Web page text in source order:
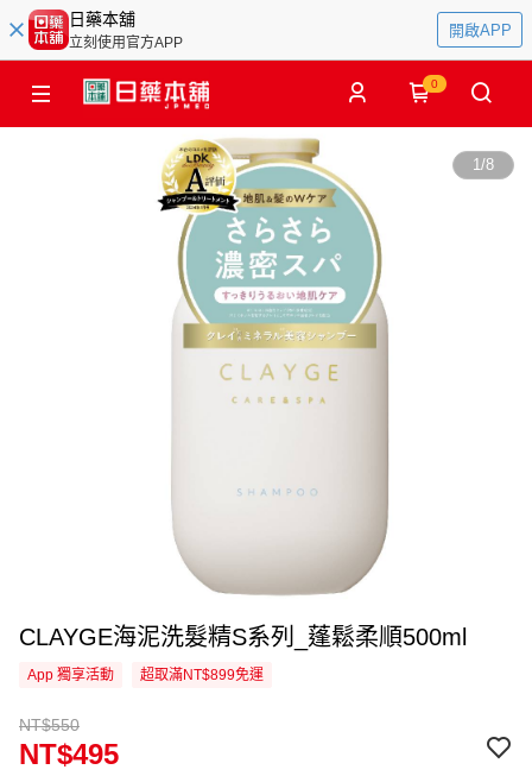
日藥本舖
立刻使用官方APP
開啟APP
0
1/8
CLAYGE海泥洗髮精S系列_蓬鬆柔順500ml
App 獨享活動 超取滿NT$899免運
NT$550
NT$495